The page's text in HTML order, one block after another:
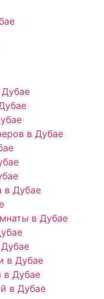
в Дубае
в Дубае
в Дубае
в Дубае
в Дубае
в Дубае